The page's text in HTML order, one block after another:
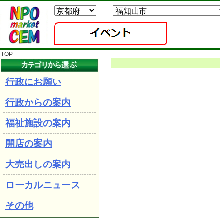
TOP
行政にお願い
行政からの案内
福祉施設の案内
開店の案内
大売出しの案内
ローカルニュース
その他